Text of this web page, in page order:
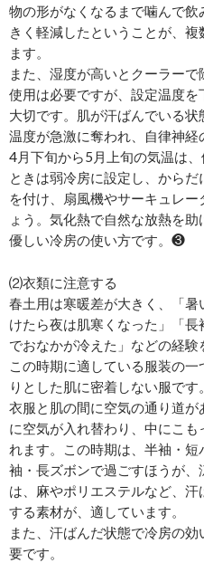
物の形がなくなるまで噛んで
きく軽減したということが、
ます。
また、湿度が高いとクーラー
使用は必要ですが、設定温度
大切です。肌が汗ばんでいる
温度が急激に奪われ、自律神経
4月下旬から5月上旬の気温は
ときは弱冷房に設定し、から
を付け、扇風機やサーキュレ
ょう。気化熱で自然な放熱を
優しい冷房の使い方です。❸
⑵衣類に注意する
春土用は寒暖差が大きく、「
けたら夜は肌寒くなった」「
でおなかが冷えた」などの経験
この時期に適している服装の
りとした肌に密着しない服です。
衣服と肌の間に空気の通り道が
に空気が入れ替わり、中にこも
れます。この時期は、半袖・
袖・長ズボンで過ごすほうが
は、麻やポリエステルなど、
する素材が、適しています。
また、汗ばんだ状態で冷房の
要です。